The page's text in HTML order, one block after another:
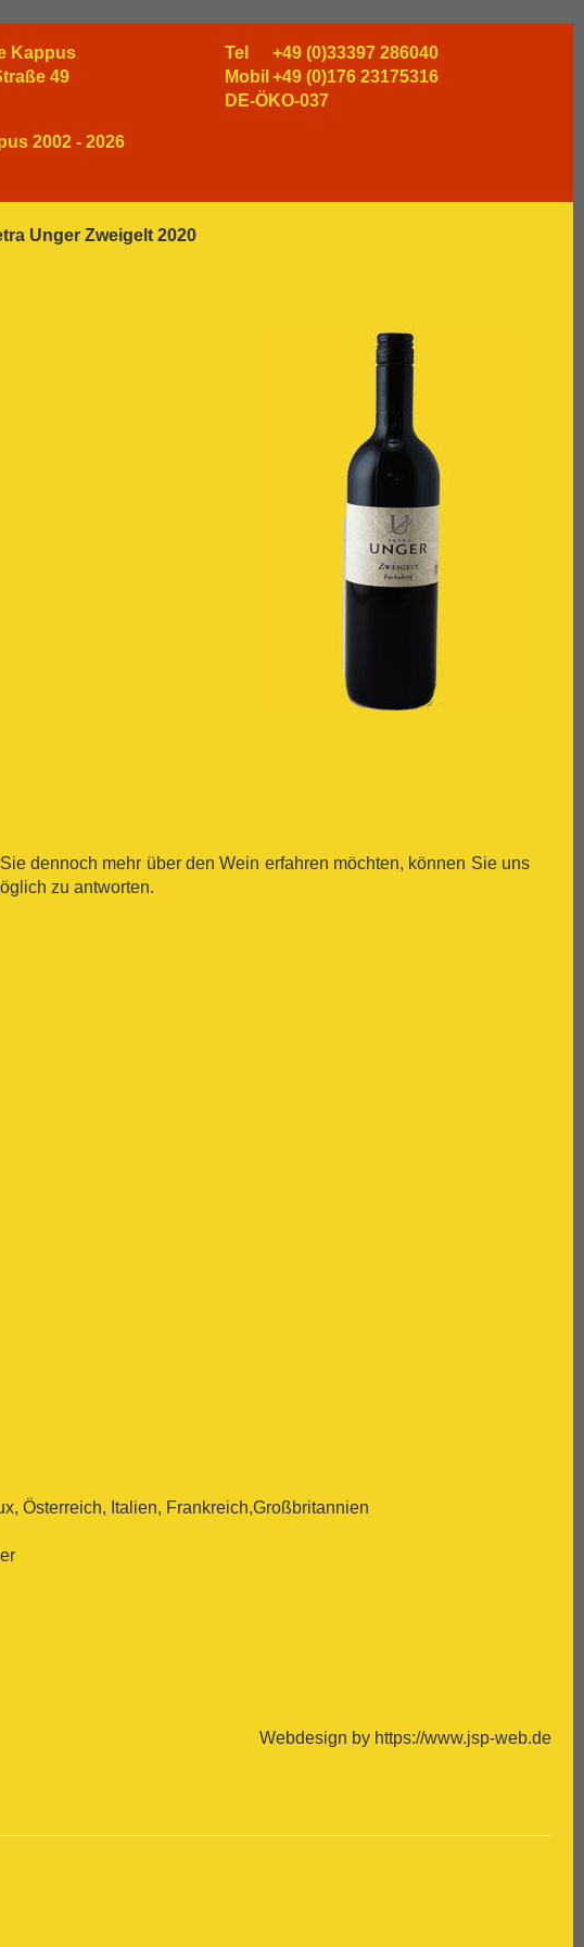
Kappus
49
Tel
+49 (0)33397 286040
Mobil +49 (0)176 23175316
DE-ÖKO-037
2002 - 2026
Unger Zweigelt 2020
dennoch mehr über den Wein erfahren möchten, können Sie uns
zu antworten.
Österreich, Italien, Frankreich,Großbritannien
Webdesign by https://www.jsp-web.de